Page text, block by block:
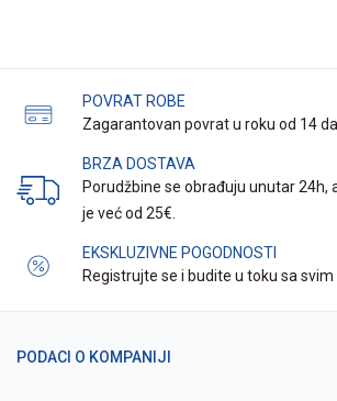
POVRAT ROBE
Zagarantovan povrat u roku od 14
BRZA DOSTAVA
Porudžbine se obrađuju unutar 24h,
je već od 25€.
EKSKLUZIVNE POGODNOSTI
Registrujte se i budite u toku sa svim
PODACI O KOMPANIJI